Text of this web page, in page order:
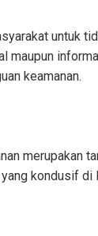
untuk
maupun
keamanan.
merupakan
kondusif di